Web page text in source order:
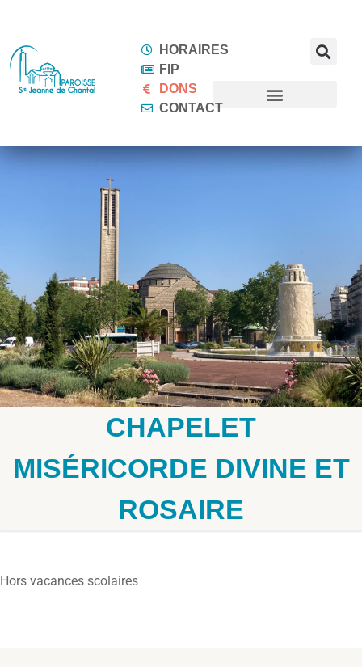
HORAIRES
FIP
DONS
CONTACT
CHAPELET
MISÉRICORDE DIVINE ET
ROSAIRE
Hors vacances scolaires